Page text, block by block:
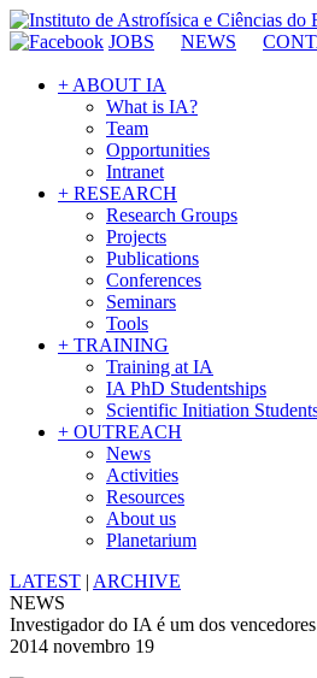
JOBS NEWS
+ ABOUT IA
What is IA?
Team
Opportunities
Intranet
+ RESEARCH
Research Groups
Projects
Publications
Conferences
Seminars
Tools
+ TRAINING
Training at IA
IA PhD Studentships
Scientific Initiation
+ OUTREACH
News
Activities
Resources
About us
Planetarium
LATEST | ARCHIVE
NEWS
Investigador do IA é um dos
2014 novembro 19